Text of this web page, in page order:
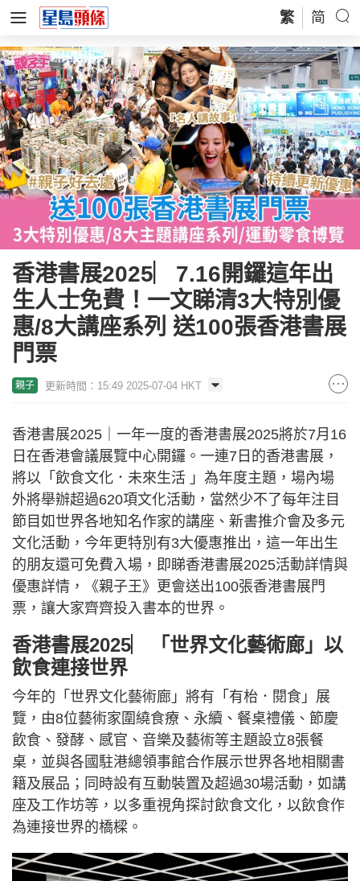
繁 简
香港書展2025︳7.16開鑼這年出
生人士免費！一文睇清3大特別優
惠/8大講座系列 送100張香港書展
門票
親子 更新時間：15:49 2025-07-04 HKT
香港書展2025｜一年一度的香港書展2025將於7月16
日在香港會議展覽中心開鑼。一連7日的香港書展，
將以「飲食文化．未來生活 」為年度主題，場內場
外將舉辦超過620項文化活動，當然少不了每年注目
節目如世界各地知名作家的講座、新書推介會及多元
文化活動，今年更特別有3大優惠推出，這一年出生
的朋友還可免費入場，即睇香港書展2025活動詳情與
優惠詳情，《親子王》更會送出100張香港書展門
票，讓大家齊齊投入書本的世界。
香港書展2025︳「世界文化藝術廊」以
飲食連接世界
今年的「世界文化藝術廊」將有「有枱．閱食」展
覽，由8位藝術家圍繞食療、永續、餐桌禮儀、節慶
飲食、發酵、感官、音樂及藝術等主題設立8張餐
桌，並與各國駐港總領事館合作展示世界各地相關書
籍及展品；同時設有互動裝置及超過30場活動，如講
座及工作坊等，以多重視角探討飲食文化，以飲食作
為連接世界的橋樑。